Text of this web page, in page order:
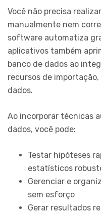
Você não precisa
manualmente nem
software automatiza
aplicativos também
banco de dados ao
recursos de
dados.
Ao incorporar técnicas
dados, você pode:
Testar hipóteses
estatísticos
Gerenciar e
sem esforço
Gerar resultados